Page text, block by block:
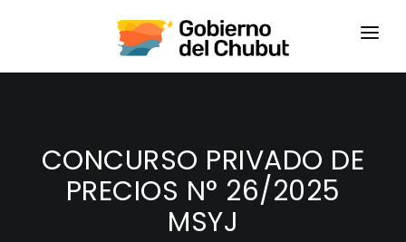
HOME
CONCURSO PRIVADO DE
PRECIOS N° 26/2025
MSYJ